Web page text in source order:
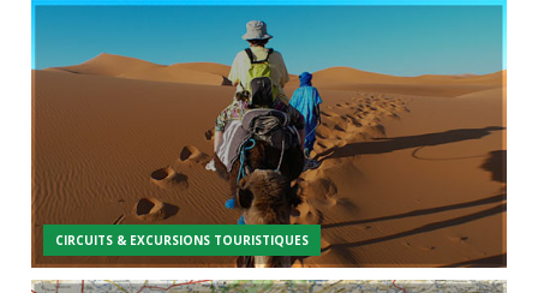
CIRCUITS & EXCURSIONS TOURISTIQUES